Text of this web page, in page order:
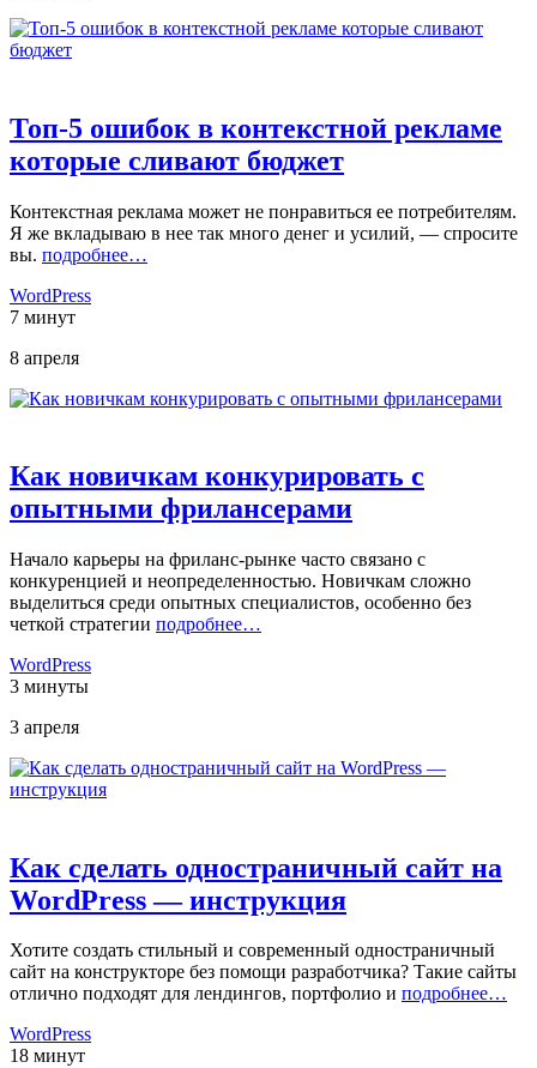
Топ-5 ошибок в контекстной рекламе
которые сливают бюджет
Контекстная реклама может не понравиться ее потребителям.
Я же вкладываю в нее так много денег и усилий, — спросите
вы. подробнее…
WordPress
7 минут
8 апреля
Как новичкам конкурировать с
опытными фрилансерами
Начало карьеры на фриланс-рынке часто связано с
конкуренцией и неопределенностью. Новичкам сложно
выделиться среди опытных специалистов, особенно без
четкой стратегии подробнее…
WordPress
3 минуты
3 апреля
Как сделать одностраничный сайт на
WordPress — инструкция
Хотите создать стильный и современный одностраничный
сайт на конструкторе без помощи разработчика? Такие сайты
отлично подходят для лендингов, портфолио и подробнее…
WordPress
18 минут